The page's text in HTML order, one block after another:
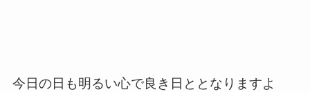
今日の日も明るい心で良き日ととなりますよ